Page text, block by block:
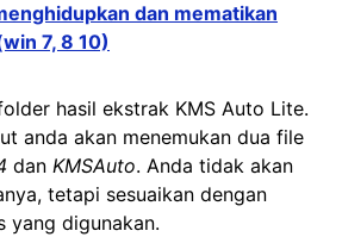
dan mematikan
7, 8 10)
hasil ekstrak KMS Auto Lite.
anda akan menemukan dua file
dan KMSAuto. Anda tidak akan
tetapi sesuaikan dengan
yang digunakan.